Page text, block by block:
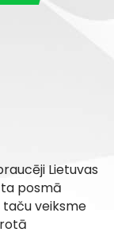
Lietuvas
posmā
veiksme